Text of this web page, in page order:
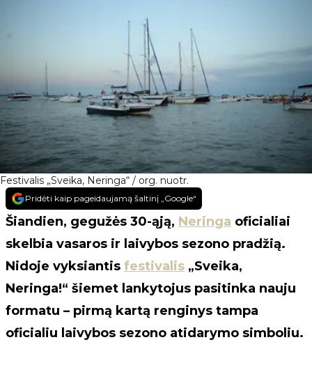
Festivalis „Sveika, Neringa“ / org. nuotr.
Pridėti kaip pageidaujamą šaltinį „Google“
Šiandien, gegužės 30-ąją, Neringa oficialiai
skelbia vasaros ir laivybos sezono pradžią.
Nidoje vyksiantis festivalis „Sveika,
Neringa!“ šiemet lankytojus pasitinka nauju
formatu – pirmą kartą renginys tampa
oficialiu laivybos sezono atidarymo simboliu.